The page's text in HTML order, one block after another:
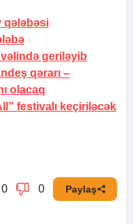
qələbəsi
geriləyib
qərarı –
olacaq
festivalı keçiriləcək
0 0 Paylaş